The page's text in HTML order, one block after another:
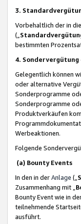
3.
Vorbehaltlich der in
(„
bestimmten
4.
Gelegentlich können
oder alternative
Sonderprogramme
Sonderprogramme
Produktverkäufen
Werbeaktionen.
Folgende
(a) Bounty Events
In den in derAnlage („
Zusammenhang mit „
Bounty Event wie in
teilnehmende
ausführt.